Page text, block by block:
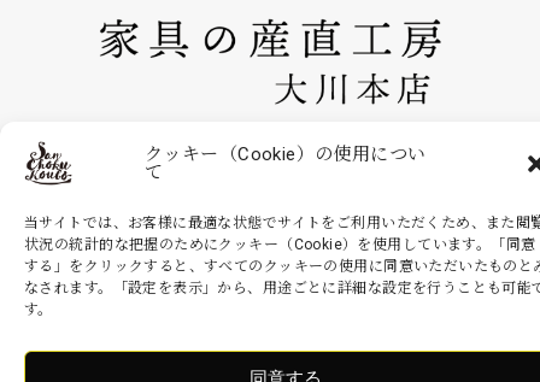
クッキー（Cookie）の使用につい
て
当サイトでは、お客様に最適な状態でサイトをご利用いただくため、また閲
状況の統計的な把握のためにクッキー（Cookie）を使用しています。「同意
する」をクリックすると、すべてのクッキーの使用に同意いただいたものと
なされます。「設定を表示」から、用途ごとに詳細な設定を行うことも可能
す。
同意する
家具の産直工房 大川本店は、株式会社産商が運営する公式のネットシ
ョッピングサイトです。家具・インテリアなどの商品を現地より無駄を
Copyright ©家具の産直工房 大川本店. All Rights Reserved.